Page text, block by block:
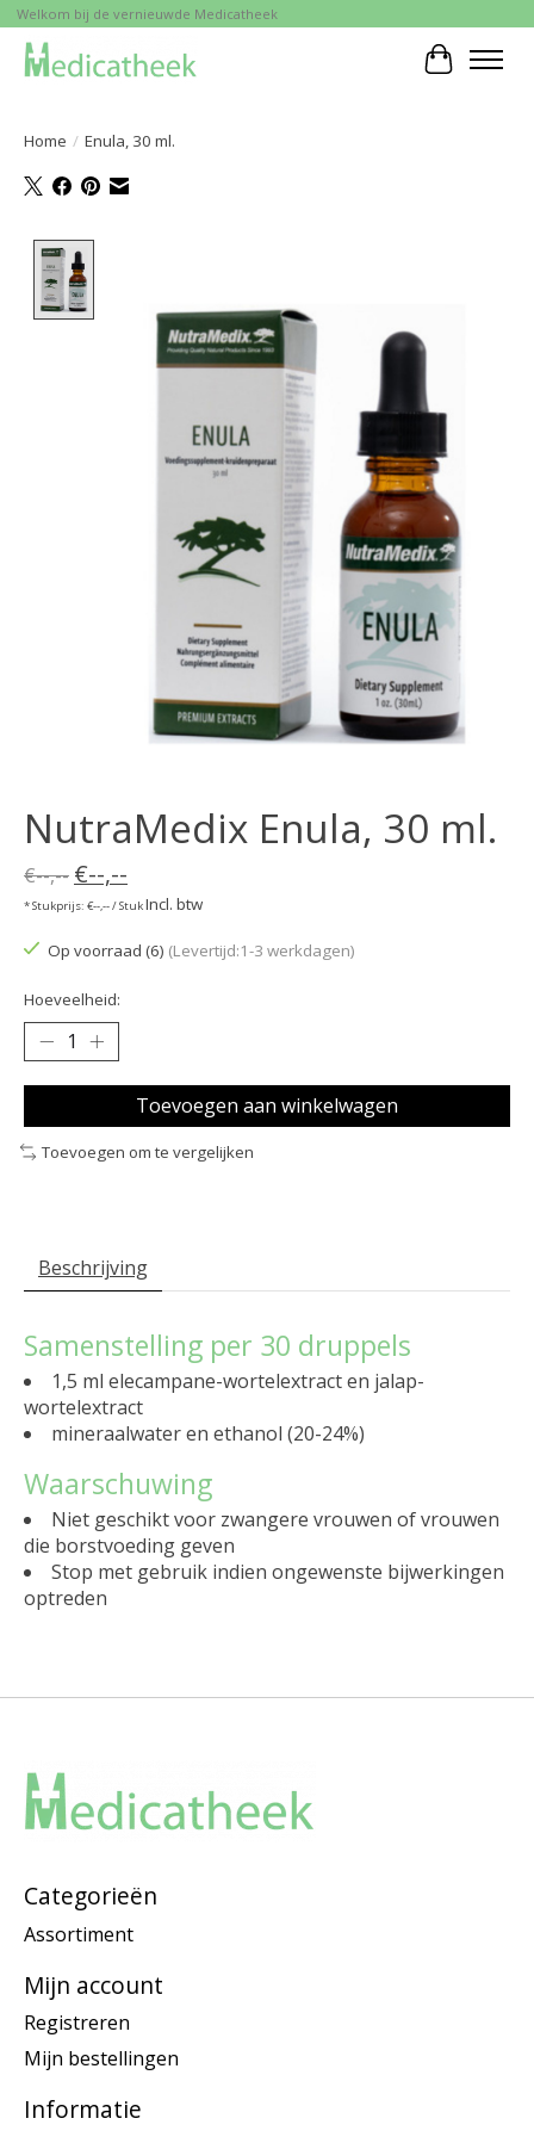
Welkom bij de vernieuwde Medicatheek
Home / Enula, 30 ml.
NutraMedix Enula, 30 ml.
€--,-- €--,--
* Stukprijs: €--,-- / StukIncl. btw
Op voorraad (6) (Levertijd:1-3 werkdagen)
Hoeveelheid:
Toevoegen aan winkelwagen
Toevoegen om te vergelijken
Beschrijving
Samenstelling per 30 druppels
1,5 ml elecampane-wortelextract en jalap-
wortelextract
mineraalwater en ethanol (20-24%)
Waarschuwing
Niet geschikt voor zwangere vrouwen of vrouwen
die borstvoeding geven
Stop met gebruik indien ongewenste bijwerkingen
optreden
Categorieën
Assortiment
Mijn account
Registreren
Mijn bestellingen
Informatie